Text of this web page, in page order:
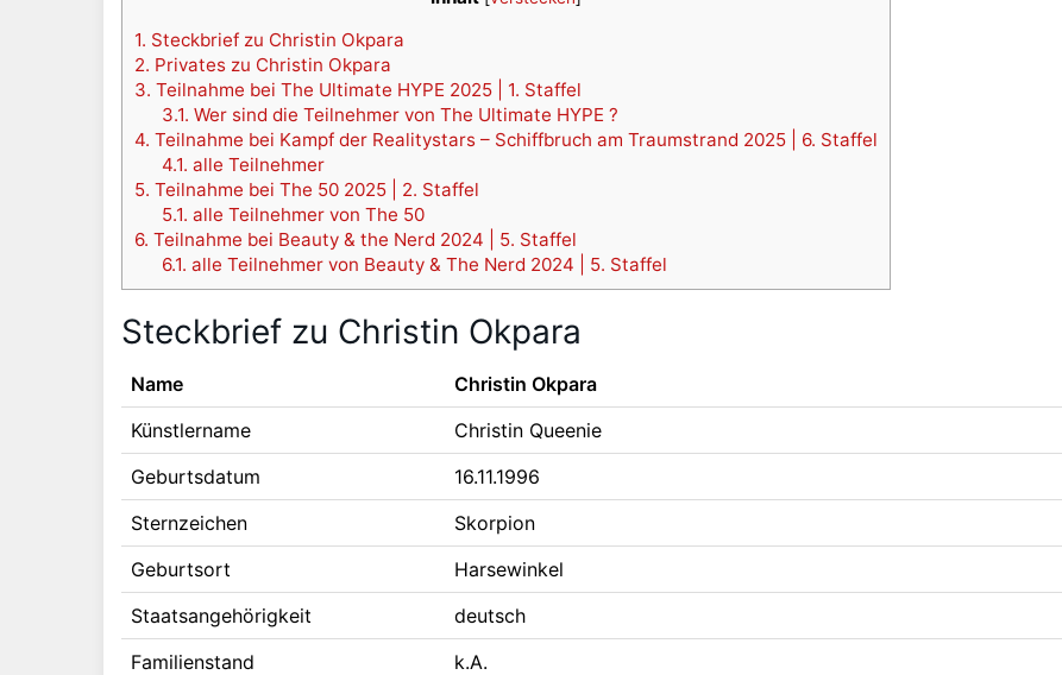
1. Steckbrief zu Christin Okpara
2. Privates zu Christin Okpara
3. Teilnahme bei The Ultimate HYPE 2025 | 1. Staffel
3.1. Wer sind die Teilnehmer von The Ultimate HYPE ?
4. Teilnahme bei Kampf der Realitystars – Schiffbruch am Traumstrand 2025 | 6. Staffel
4.1. alle Teilnehmer
5. Teilnahme bei The 50 2025 | 2. Staffel
5.1. alle Teilnehmer von The 50
6. Teilnahme bei Beauty & the Nerd 2024 | 5. Staffel
6.1. alle Teilnehmer von Beauty & The Nerd 2024 | 5. Staffel
Steckbrief zu Christin Okpara
Name
Christin Okpara
Künstlername
Christin Queenie
Geburtsdatum
16.11.1996
Sternzeichen
Skorpion
Geburtsort
Harsewinkel
Staatsangehörigkeit
deutsch
Familienstand
k.A.